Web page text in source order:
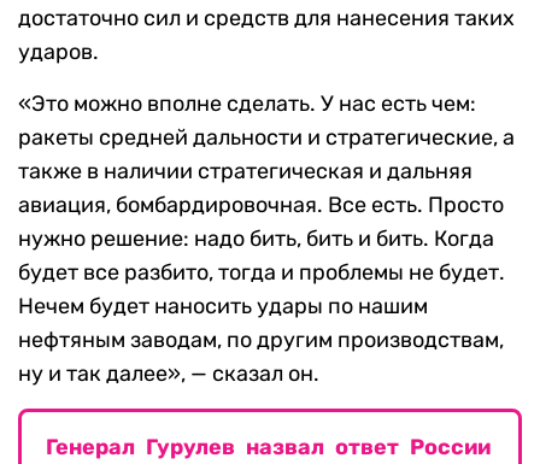
достаточно сил и средств для нанесения таких
ударов.
«Это можно вполне сделать. У нас есть чем:
ракеты средней дальности и стратегические, а
также в наличии стратегическая и дальняя
авиация, бомбардировочная. Все есть. Просто
нужно решение: надо бить, бить и бить. Когда
будет все разбито, тогда и проблемы не будет.
Нечем будет наносить удары по нашим
нефтяным заводам, по другим производствам,
ну и так далее», — сказал он.
Генерал Гурулев назвал ответ России